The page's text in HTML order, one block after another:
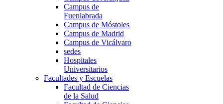
Campus de
Fuenlabrada
Campus de Móstoles
Campus de Madrid
Campus de Vicálvaro
sedes
Hospitales
Universitarios
Facultades y Escuelas
Facultad de Ciencias
de la Salud